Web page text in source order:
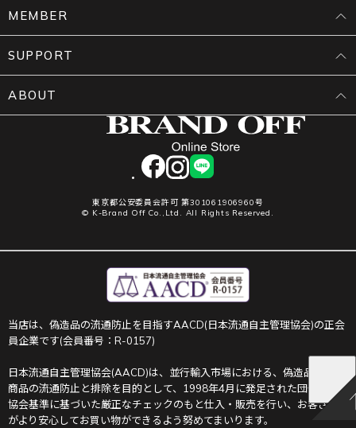
facebookinstagram
LINE
東京都公安委員会許可 第301061906960号
© K-Brand Off Co.,Ltd. All Rights Reserved.
MEMBER
SUPPORT
ABOUT
当店は、偽造品の流通防止を目指すAACD(日本流通自主管理協会)の正会
員企業です(会員番号：R-0157)
日本流通自主管理協会(AACD)は、並行輸入市場における、偽造品や不正
商品の流通防止と排除を目的として、1998年4月に発足された団体です。
協会基準に基づいた厳正なチェックのもと仕入・販売を行い、お客さま
がより安心してお買い物ができるよう努めてまいります。